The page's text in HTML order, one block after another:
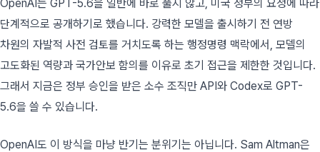
OpenAI는 GPT-5.6을 일반에 바로 풀지 않고, 미국 정부의 요청에 따라
단계적으로 공개하기로 했습니다. 강력한 모델을 출시하기 전 연방
차원의 자발적 사전 검토를 거치도록 하는 행정명령 맥락에서, 모델의
고도화된 역량과 국가안보 함의를 이유로 초기 접근을 제한한 것입니다.
그래서 지금은 정부 승인을 받은 소수 조직만 API와 Codex로 GPT-
5.6을 쓸 수 있습니다.
OpenAI도 이 방식을 마냥 반기는 분위기는 아닙니다. Sam Altman은